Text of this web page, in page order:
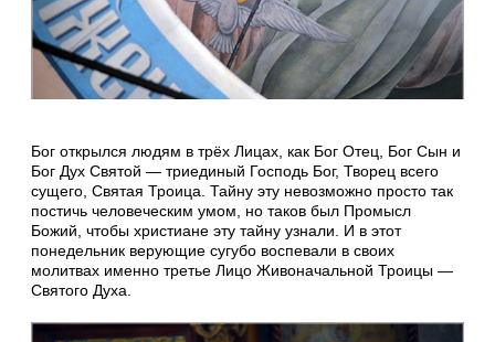
Бог открылся людям в трёх Лицах, как Бог Отец, Бог Сын и
Бог Дух Святой — триединый Господь Бог, Творец всего
сущего, Святая Троица. Тайну эту невозможно просто так
постичь человеческим умом, но таков был Промысл
Божий, чтобы христиане эту тайну узнали. И в этот
понедельник верующие сугубо воспевали в своих
молитвах именно третье Лицо Живоначальной Троицы —
Святого Духа.